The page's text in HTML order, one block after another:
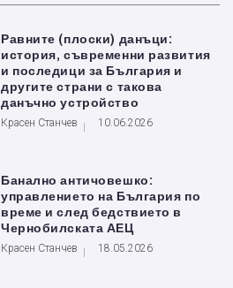
Равните (плоски) данъци:
история, съвременни развития
и последици за България и
другите страни с такова
данъчно устройство
Красен Станчев 10.06.2026
Банално античовешко:
управлението на България по
време и след бедствието в
Чернобилската АЕЦ
Красен Станчев 18.05.2026